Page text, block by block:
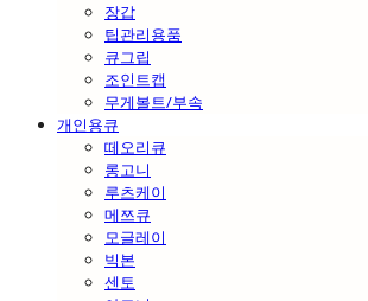
장갑
팁관리용품
큐그립
조인트캡
무게볼트/부속
개인용큐
떼오리큐
롱고니
루츠케이
메쯔큐
모글레이
빅본
센토